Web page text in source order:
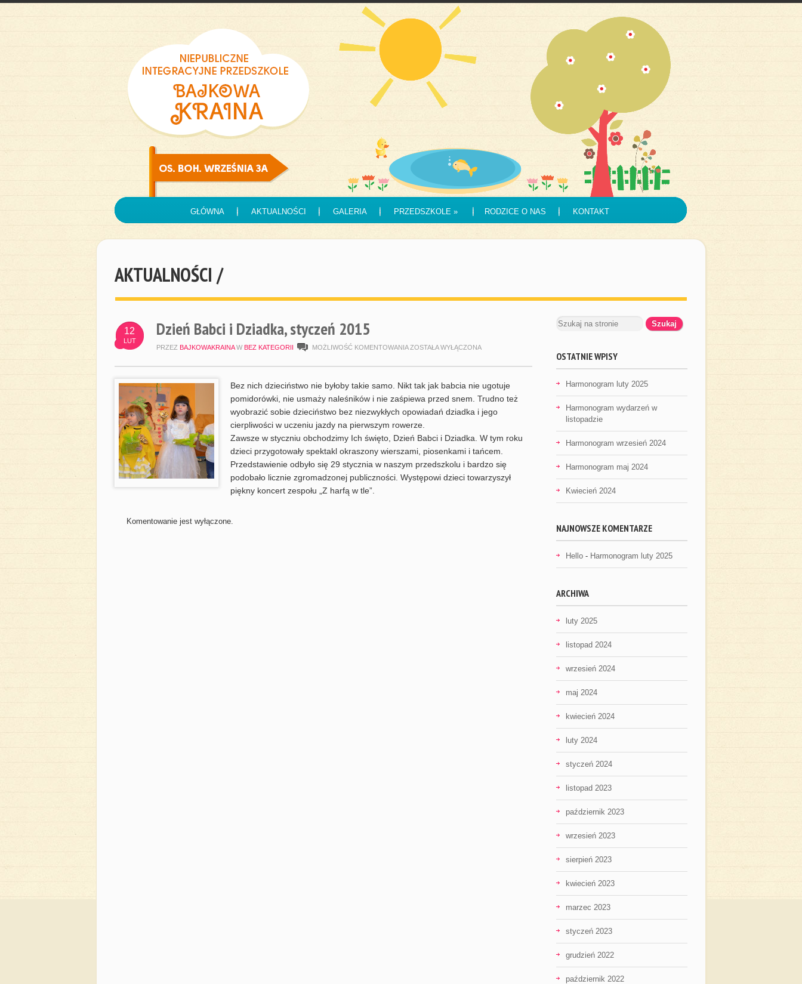
GŁÓWNA AKTUALNOŚCI GALERIA PRZEDSZKOLE» RODZICE O NAS KONTAKT
AKTUALNOŚCI /
12
LUT
Dzień Babci i Dziadka, styczeń 2015
PRZEZ BAJKOWAKRAINA W BEZ KATEGORII MOŻLIWOŚĆ KOMENTOWANIA DZIEŃ
DZIADKA,
STYCZEŃ
2015
ZOSTAŁA WYŁĄCZONA
Bez nich dzieciństwo nie byłoby takie samo. Nikt tak jak babcia nie ugotuje
pomidorówki, nie usmaży naleśników i nie zaśpiewa przed snem. Trudno też
wyobrazić sobie dzieciństwo bez niezwykłych opowiadań dziadka i jego
cierpliwości w uczeniu jazdy na pierwszym rowerze.
Zawsze w styczniu obchodzimy Ich święto, Dzień Babci i Dziadka. W tym roku
dzieci przygotowały spektakl okraszony wierszami, piosenkami i tańcem.
Przedstawienie odbyło się 29 stycznia w naszym przedszkolu i bardzo się
podobało licznie zgromadzonej publiczności. Występowi dzieci towarzyszył
piękny koncert zespołu „Z harfą w tle”.
Komentowanie jest wyłączone.
OSTATNIE WPISY
Harmonogram luty 2025
Harmonogram wydarzeń w
listopadzie
Harmonogram wrzesień 2024
Harmonogram maj 2024
Kwiecień 2024
NAJNOWSZE KOMENTARZE
Hello - Harmonogram luty 2025
ARCHIWA
luty 2025
listopad 2024
wrzesień 2024
maj 2024
kwiecień 2024
luty 2024
styczeń 2024
listopad 2023
październik 2023
wrzesień 2023
sierpień 2023
kwiecień 2023
marzec 2023
styczeń 2023
grudzień 2022
październik 2022